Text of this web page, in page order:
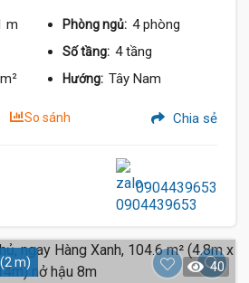
m Phòng ngủ: 4 phòng
Số tầng: 4 tầng
Hướng: Tây Nam
So sánh Chia sẻ
0904439653
m) 40